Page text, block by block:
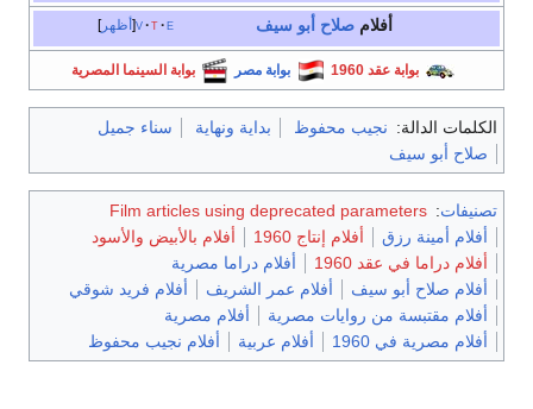
أظهر v t e أفلام صلاح أبو سيف
بوابة عقد 1960 بوابة مصر بوابة السينما المصرية
الكلمات الدالة: نجيب محفوظ بداية ونهاية
سناء جميل
صلاح أبو سيف
تصنيفات:
Film articles using deprecated parameters
أفلام أمينة رزق
أفلام إنتاج 1960
أفلام بالأبيض والأسود
أفلام دراما في عقد 1960
أفلام دراما مصرية
أفلام صلاح أبو سيف
أفلام عمر الشريف
أفلام فريد شوقي
أفلام مقتبسة من روايات مصرية
أفلام مصرية
أفلام مصرية في 1960
أفلام عربية أفلام نجيب محفوظ